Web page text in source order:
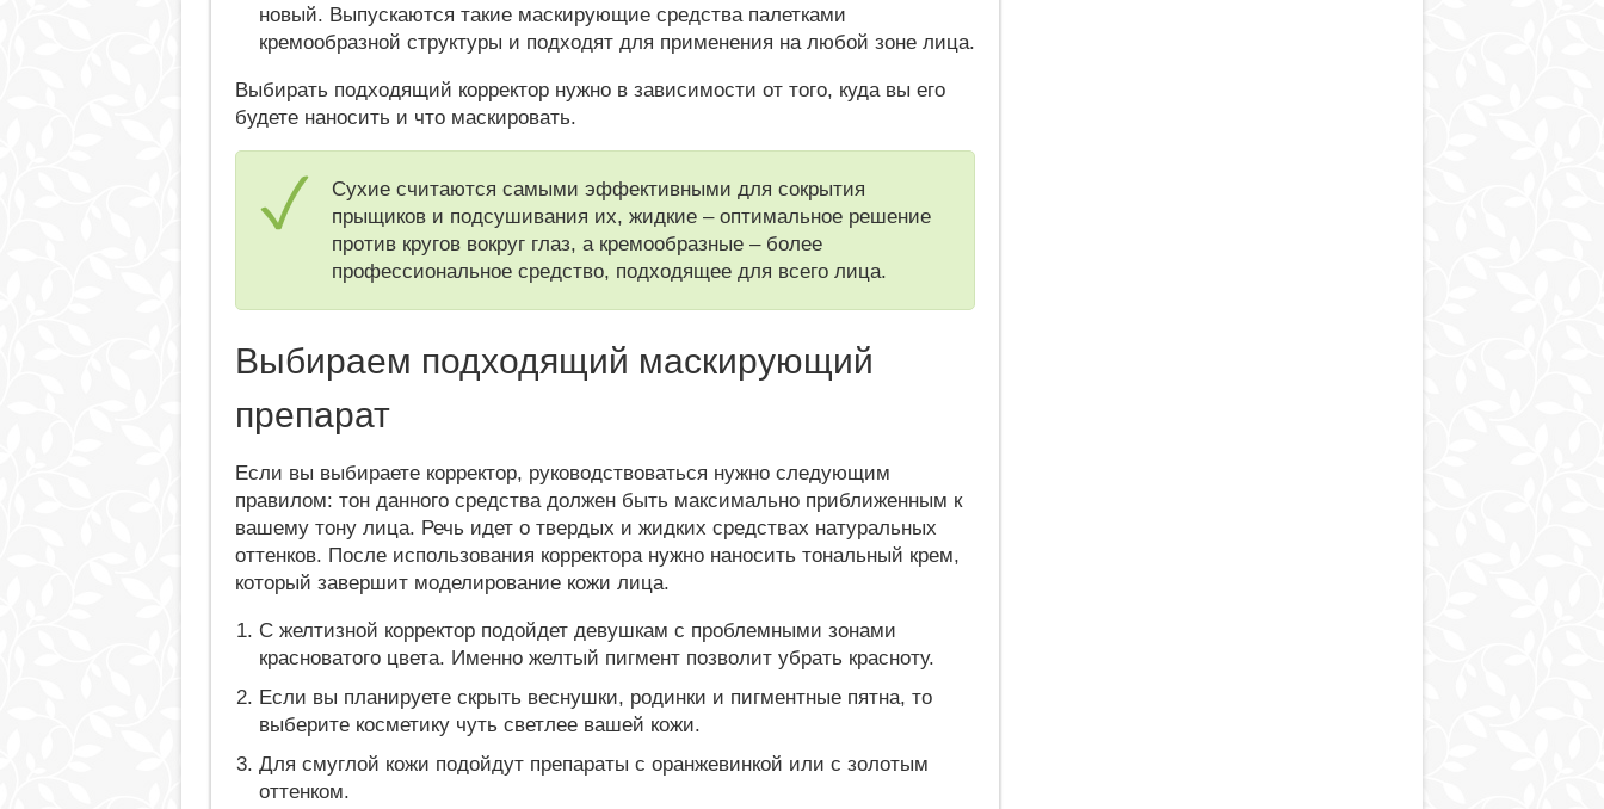
новый. Выпускаются такие маскирующие средства палетками
кремообразной структуры и подходят для применения на любой зоне лица.
Выбирать подходящий корректор нужно в зависимости от того, куда вы его
будете наносить и что маскировать.
Сухие считаются самыми эффективными для сокрытия
прыщиков и подсушивания их, жидкие – оптимальное решение
против кругов вокруг глаз, а кремообразные – более
профессиональное средство, подходящее для всего лица.
Выбираем подходящий маскирующий
препарат
Если вы выбираете корректор, руководствоваться нужно следующим
правилом: тон данного средства должен быть максимально приближенным к
вашему тону лица. Речь идет о твердых и жидких средствах натуральных
оттенков. После использования корректора нужно наносить тональный крем,
который завершит моделирование кожи лица.
С желтизной корректор подойдет девушкам с проблемными зонами
красноватого цвета. Именно желтый пигмент позволит убрать красноту.
Если вы планируете скрыть веснушки, родинки и пигментные пятна, то
выберите косметику чуть светлее вашей кожи.
Для смуглой кожи подойдут препараты с оранжевинкой или с золотым
оттенком.